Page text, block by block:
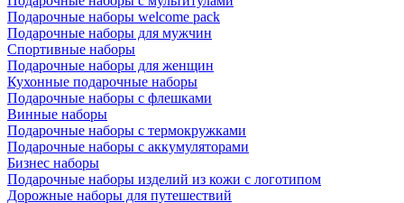
Подарочные наборы welcome pack
Подарочные наборы для мужчин
Спортивные наборы
Подарочные наборы для женщин
Кухонные подарочные наборы
Подарочные наборы с флешками
Винные наборы
Подарочные наборы с термокружками
Подарочные наборы с аккумуляторами
Бизнес наборы
Подарочные наборы изделий из кожи с логотипом
Дорожные наборы для путешествий